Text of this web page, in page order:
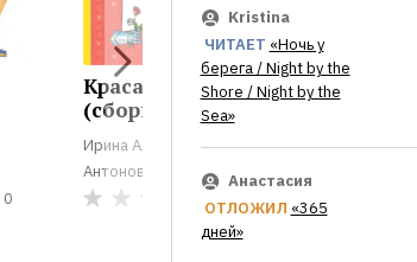
0
Красавица 5 «В»
(сборник)
Ирина Алексеевна
Антонова
0
Антонова
Kristina
ЧИТАЕТ «Ночь у
берега / Night by the
Shore / Night by the
Sea»
Анастасия
ОТЛОЖИЛ «365
дней»